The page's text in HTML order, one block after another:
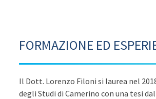
FORMAZIONE ED
Il Dott. Lorenzo Filoni si laurea nel
degli Studi di Camerino con una tesi